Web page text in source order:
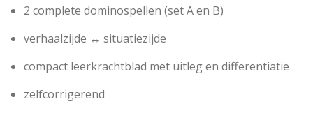
2 complete dominospellen (set A en B)
verhaalzijde ↔ situatiezijde
compact leerkrachtblad met uitleg en differentiatie
zelfcorrigerend